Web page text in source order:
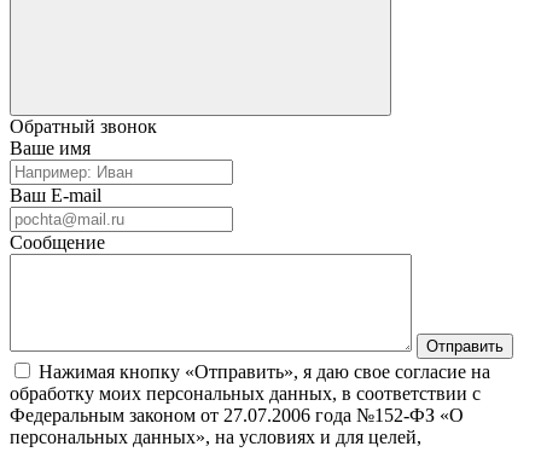
Обратный звонок
Ваше имя
Ваш E-mail
Сообщение
Нажимая кнопку «Отправить», я даю свое согласие на
обработку моих персональных данных, в соответствии с
Федеральным законом от 27.07.2006 года №152-ФЗ «О
персональных данных», на условиях и для целей,